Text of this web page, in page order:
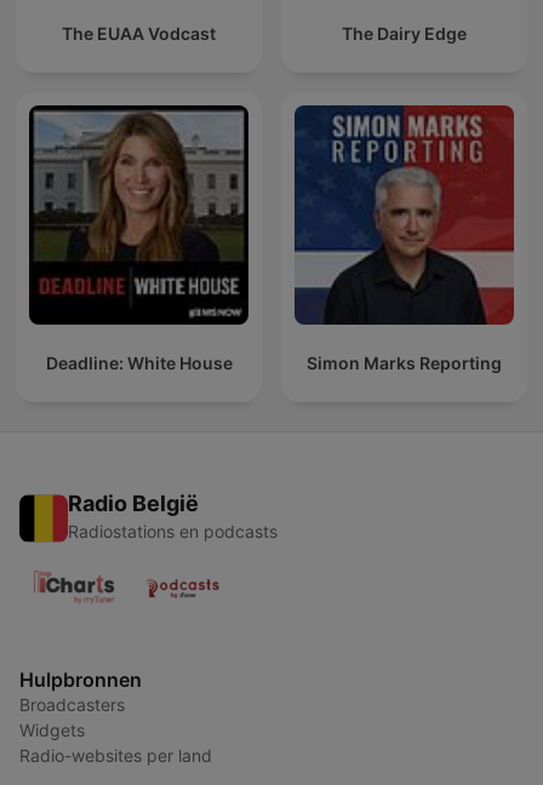
The EUAA Vodcast The Dairy Edge
Deadline: White House Simon Marks Reporting
Radio België
Radiostations en podcasts
Hulpbronnen
Broadcasters
Widgets
Radio-websites per land